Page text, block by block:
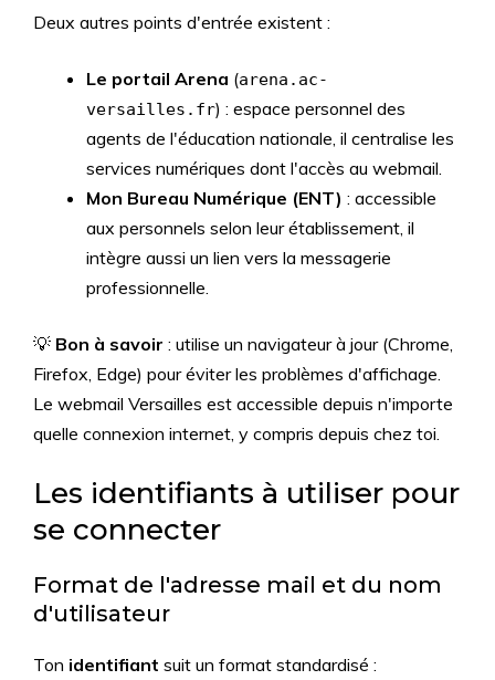
Deux autres points d'entrée existent :
Le portail Arena (arena.ac-
versailles.fr) : espace personnel des
agents de l'éducation nationale, il centralise les
services numériques dont l'accès au webmail.
Mon Bureau Numérique (ENT) : accessible
aux personnels selon leur établissement, il
intègre aussi un lien vers la messagerie
professionnelle.
💡 Bon à savoir : utilise un navigateur à jour (Chrome,
Firefox, Edge) pour éviter les problèmes d'affichage.
Le webmail Versailles est accessible depuis n'importe
quelle connexion internet, y compris depuis chez toi.
Les identifiants à utiliser pour
se connecter
Format de l'adresse mail et du nom
d'utilisateur
Ton identifiant suit un format standardisé :